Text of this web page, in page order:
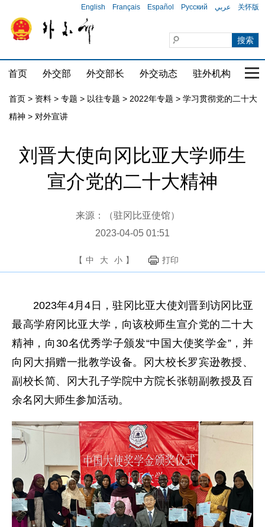
English Français Español Русский عربي 关怀版
首页 外交部 外交部长 外交动态 驻外机构 国
首页 > 资料 > 专题 > 以往专题 > 2022年专题 > 学习贯彻党的二十大
精神 > 对外宣讲
刘晋大使向冈比亚大学师生
宣介党的二十大精神
来源：（驻冈比亚使馆）
2023-04-05 01:51
【 中 大 小 】 打印
2023年4月4日，驻冈比亚大使刘晋到访冈比亚
最高学府冈比亚大学，向该校师生宣介党的二十大
精神，向30名优秀学子颁发“中国大使奖学金”，并
向冈大捐赠一批教学设备。冈大校长罗宾逊教授、
副校长简、冈大孔子学院中方院长张朝副教授及百
余名冈大师生参加活动。